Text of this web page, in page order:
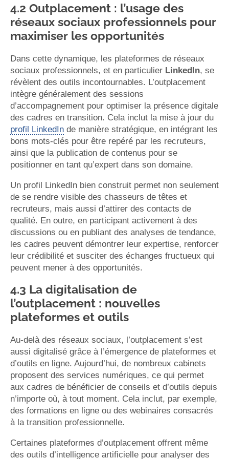
4.2 Outplacement : l’usage des
réseaux sociaux professionnels pour
maximiser les opportunités
Dans cette dynamique, les plateformes de réseaux
sociaux professionnels, et en particulier LinkedIn, se
révèlent des outils incontournables. L’outplacement
intègre généralement des sessions
d’accompagnement pour optimiser la présence digitale
des cadres en transition. Cela inclut la mise à jour du
profil LinkedIn de manière stratégique, en intégrant les
bons mots-clés pour être repéré par les recruteurs,
ainsi que la publication de contenus pour se
positionner en tant qu’expert dans son domaine.
Un profil LinkedIn bien construit permet non seulement
de se rendre visible des chasseurs de têtes et
recruteurs, mais aussi d’attirer des contacts de
qualité. En outre, en participant activement à des
discussions ou en publiant des analyses de tendance,
les cadres peuvent démontrer leur expertise, renforcer
leur crédibilité et susciter des échanges fructueux qui
peuvent mener à des opportunités.
4.3 La digitalisation de
l’outplacement : nouvelles
plateformes et outils
Au-delà des réseaux sociaux, l’outplacement s’est
aussi digitalisé grâce à l’émergence de plateformes et
d’outils en ligne. Aujourd’hui, de nombreux cabinets
proposent des services numériques, ce qui permet
aux cadres de bénéficier de conseils et d’outils depuis
n’importe où, à tout moment. Cela inclut, par exemple,
des formations en ligne ou des webinaires consacrés
à la transition professionnelle.
Certaines plateformes d’outplacement offrent même
des outils d’intelligence artificielle pour analyser des